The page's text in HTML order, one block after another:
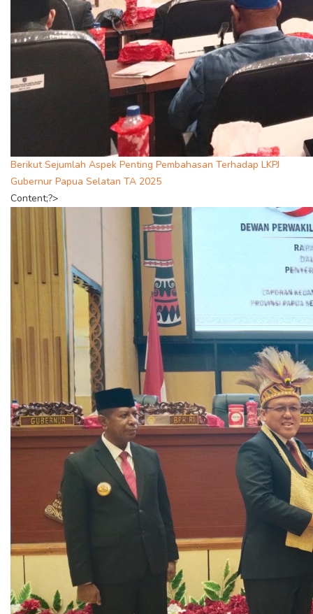
Berikut Sejumlah Aspek Penting Pembahasan Terhadap LKPJ
Gubernur Papua Selatan TA 2025
Content;?>